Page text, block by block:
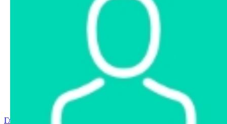
Интернет-магазин
Интернет-витрина
Арестованное имущество
Реестр несостоявшихся торгов
Реестр переоценок
Государственное имущество
Главная страница